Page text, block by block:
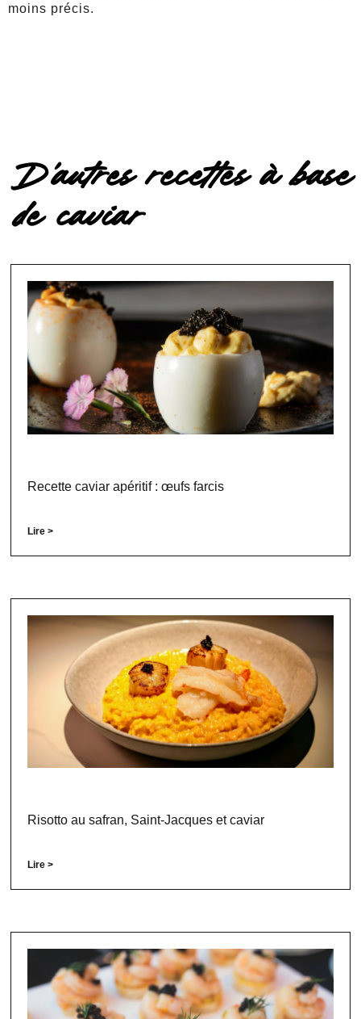
moins précis.
D'autres recettes à base
de caviar
Recette caviar apéritif : œufs farcis
Lire >
Risotto au safran, Saint-Jacques et caviar
Lire >